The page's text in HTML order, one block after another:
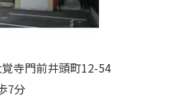
寺門前井頭町12-54
7分